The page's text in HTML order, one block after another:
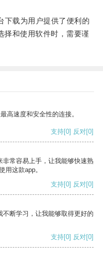
载为用户提供了便利的
择和使用软件时，需要谨
高速度和安全性的连接。
支持[0] 反对[0]
常容易上手，让我能够快速熟
用这款app。
支持[0] 反对[0]
断学习，让我能够取得更好的
支持[0] 反对[0]